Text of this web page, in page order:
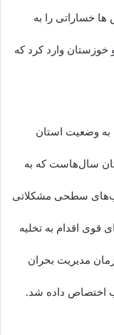
خساراتی را به
وارد کرد که
به وضعیت استان
سال‌هاست که به
آب‌های سطحی مشکلاتی
قوی اقدام به تخلیه
مدیریت بحران
اختصاص داده شد.